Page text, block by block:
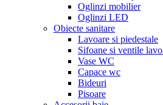
Oglinzi mobilier
Oglinzi LED
Obiecte sanitare
Lavoare si piedestale
Sifoane si ventile
Vase WC
Capace wc
Bideuri
Pisoare